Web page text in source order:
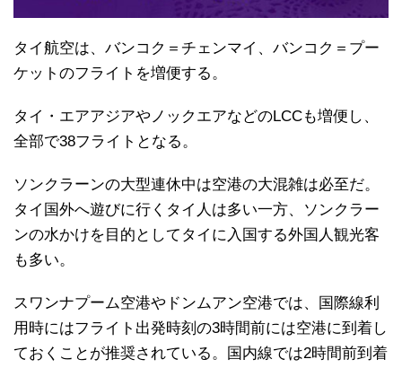
タイ航空は、バンコク＝チェンマイ、バンコク＝プー
ケットのフライトを増便する。
タイ・エアアジアやノックエアなどのLCCも増便し、
全部で38フライトとなる。
ソンクラーンの大型連休中は空港の大混雑は必至だ。
タイ国外へ遊びに行くタイ人は多い一方、ソンクラー
ンの水かけを目的としてタイに入国する外国人観光客
も多い。
スワンナプーム空港やドンムアン空港では、国際線利
用時にはフライト出発時刻の3時間前には空港に到着し
ておくことが推奨されている。国内線では2時間前到着